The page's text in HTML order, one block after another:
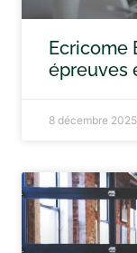
Ecricome
épreuves
8 décembre 2025